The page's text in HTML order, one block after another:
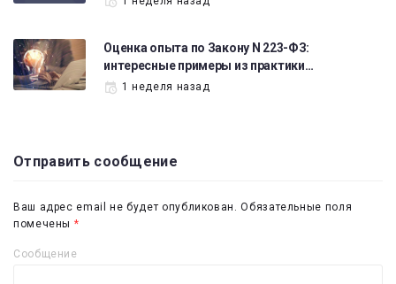
Оценка опыта по Закону N 223-ФЗ:
интересные примеры из практики…
1 неделя назад
Отправить сообщение
Ваш адрес email не будет опубликован. Обязательные поля
помечены *
Сообщение